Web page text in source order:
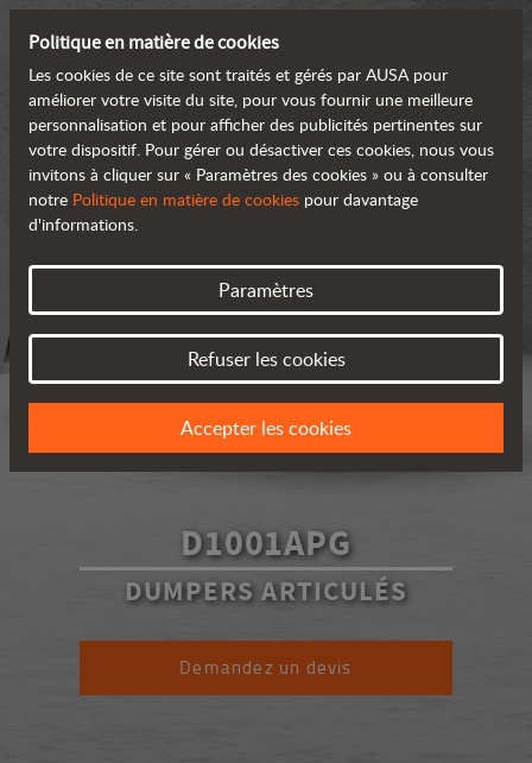
D1001APG
DUMPERS ARTICULÉS
Demandez un devis
Politique en matière de cookies
Les cookies de ce site sont traités et gérés par AUSA pour
améliorer votre visite du site, pour vous fournir une meilleure
personnalisation et pour afficher des publicités pertinentes sur
votre dispositif. Pour gérer ou désactiver ces cookies, nous vous
invitons à cliquer sur « Paramètres des cookies » ou à consulter
notre Politique en matière de cookies pour davantage
d'informations.
Paramètres
Refuser les cookies
Accepter les cookies